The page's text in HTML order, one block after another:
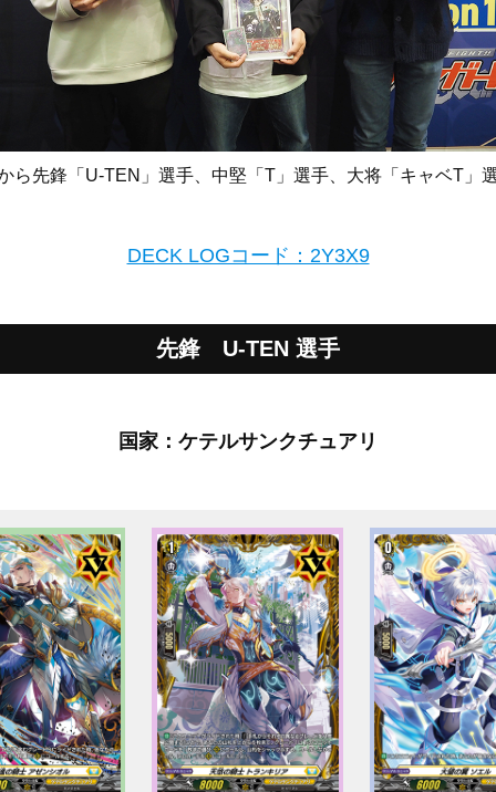
ら先鋒「U-TEN」選手、中堅「T」選手、大将「キャベT」
DECK LOGコード：2Y3X9
先鋒 U-TEN 選手
国家：ケテルサンクチュアリ